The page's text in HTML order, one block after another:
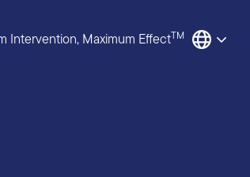
Intervention, Maximum EffectTM